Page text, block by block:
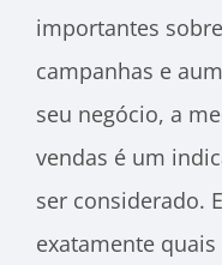
importantes
campanhas e
seu negócio, a
vendas é um
ser considerado.
exatamente